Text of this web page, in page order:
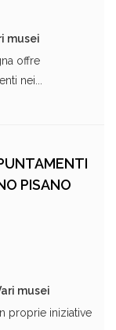
musei
offre
nei...
PISANO
musei
proprie iniziative